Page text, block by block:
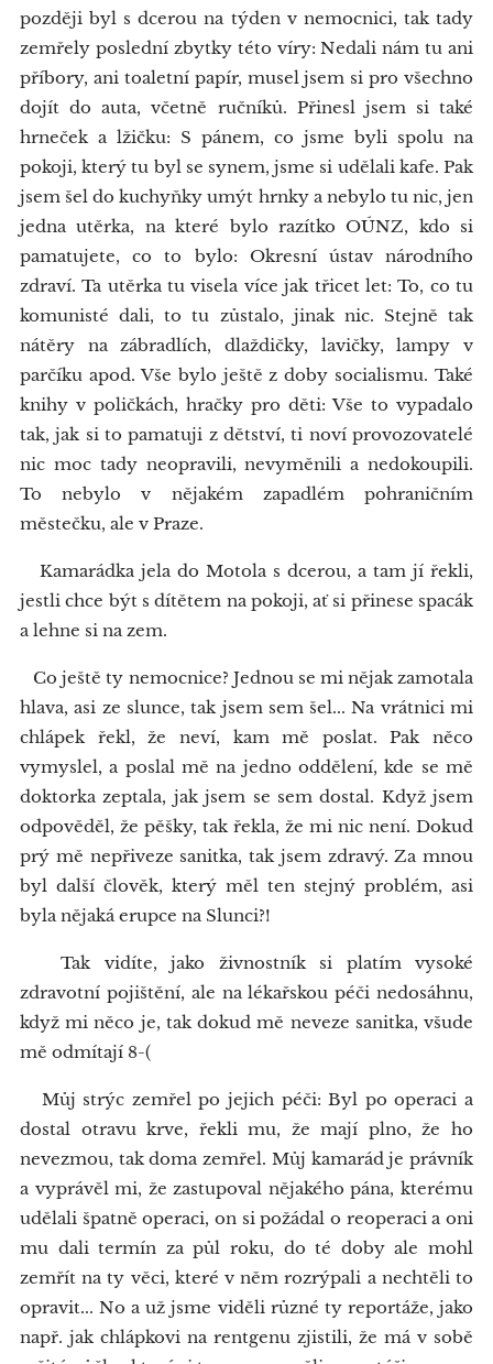
později byl s dcerou na týden v nemocnici, tak tady
zemřely poslední zbytky této víry: Nedali nám tu ani
příbory, ani toaletní papír, musel jsem si pro všechno
dojít do auta, včetně ručníků. Přinesl jsem si také
hrneček a lžičku: S pánem, co jsme byli spolu na
pokoji, který tu byl se synem, jsme si udělali kafe. Pak
jsem šel do kuchyňky umýt hrnky a nebylo tu nic, jen
jedna utěrka, na které bylo razítko OÚNZ, kdo si
pamatujete, co to bylo: Okresní ústav národního
zdraví. Ta utěrka tu visela více jak třicet let: To, co tu
komunisté dali, to tu zůstalo, jinak nic. Stejně tak
nátěry na zábradlích, dlaždičky, lavičky, lampy v
parčíku apod. Vše bylo ještě z doby socialismu. Také
knihy v poličkách, hračky pro děti: Vše to vypadalo
tak, jak si to pamatuji z dětství, ti noví provozovatelé
nic moc tady neopravili, nevyměnili a nedokoupili.
To nebylo v nějakém zapadlém pohraničním
městečku, ale v Praze.
Kamarádka jela do Motola s dcerou, a tam jí řekli,
jestli chce být s dítětem na pokoji, ať si přinese spacák
a lehne si na zem.
Co ještě ty nemocnice? Jednou se mi nějak zamotala
hlava, asi ze slunce, tak jsem sem šel... Na vrátnici mi
chlápek řekl, že neví, kam mě poslat. Pak něco
vymyslel, a poslal mě na jedno oddělení, kde se mě
doktorka zeptala, jak jsem se sem dostal. Když jsem
odpověděl, že pěšky, tak řekla, že mi nic není. Dokud
prý mě nepřiveze sanitka, tak jsem zdravý. Za mnou
byl další člověk, který měl ten stejný problém, asi
byla nějaká erupce na Slunci?!
Tak vidíte, jako živnostník si platím vysoké
zdravotní pojištění, ale na lékařskou péči nedosáhnu,
když mi něco je, tak dokud mě neveze sanitka, všude
mě odmítají 8-(
Můj strýc zemřel po jejich péči: Byl po operaci a
dostal otravu krve, řekli mu, že mají plno, že ho
nevezmou, tak doma zemřel. Můj kamarád je právník
a vyprávěl mi, že zastupoval nějakého pána, kterému
udělali špatně operaci, on si požádal o reoperaci a oni
mu dali termín za půl roku, do té doby ale mohl
zemřít na ty věci, které v něm rozrýpali a nechtěli to
opravit... No a už jsme viděli různé ty reportáže, jako
např. jak chlápkovi na rentgenu zjistili, že má v sobě